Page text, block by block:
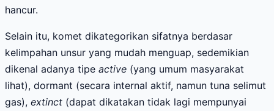
hancur.
Selain itu, komet dikategorikan sifatnya berdasar
kelimpahan unsur yang mudah menguap, sedemikian
dikenal adanya tipe active (yang umum masyarakat
lihat), dormant (secara internal aktif, namun tuna selimut
gas), extinct (dapat dikatakan tidak lagi mempunyai